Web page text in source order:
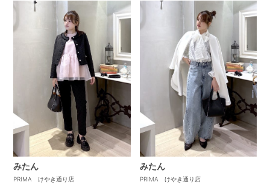
みたん
PRIMA けやき通り店
みたん
PRIMA けやき通り店